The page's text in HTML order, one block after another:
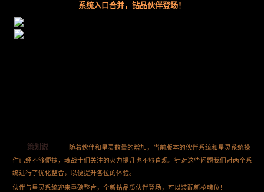
系统入口合并，钻品伙伴登场！
策划说
随着伙伴和星灵数量的增加，当前版本的伙伴系统和星灵系统操
作已经不够便捷，魂战士们关注的火力提升也不够直观。针对这些问题我们对两个系
统进行了优化整合，以便提升各位的体验。
伙伴与星灵系统迎来重磅整合，全新钻品质伙伴登场，可以装配新枪魂位！